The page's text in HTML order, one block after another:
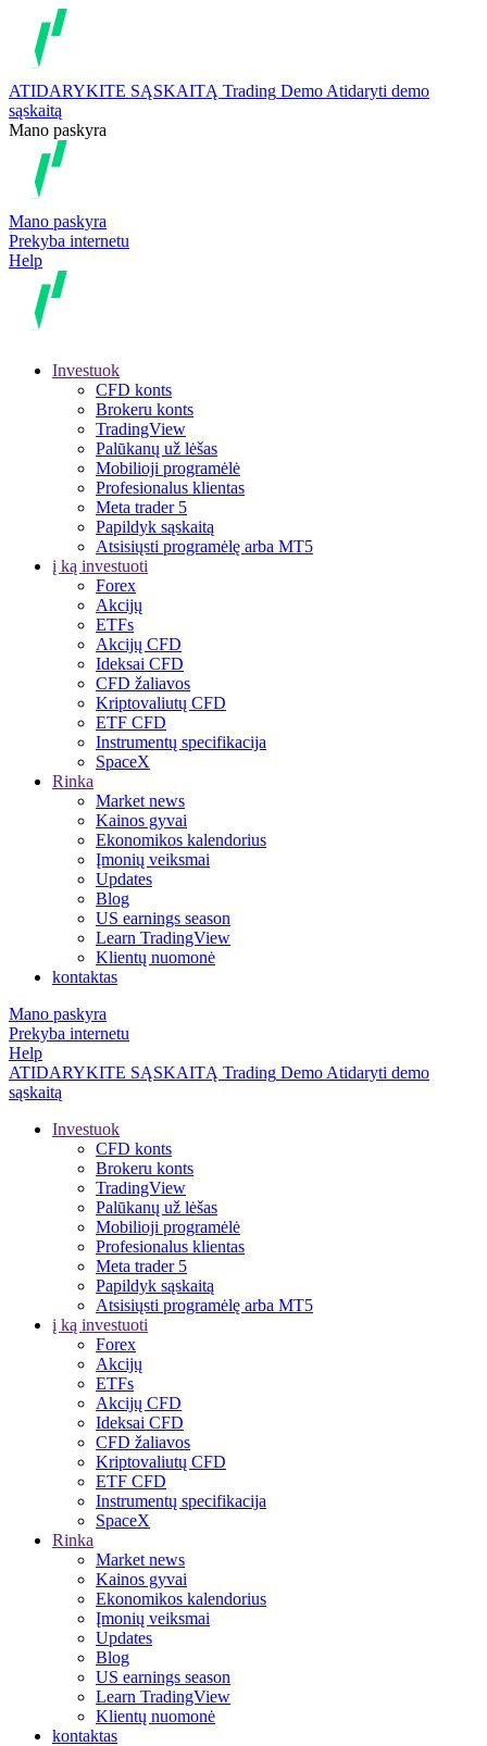
ATIDARYKITE SĄSKAITĄ Trading Demo Atidaryti demo
sąskaitą
Mano paskyra
Mano paskyra
Prekyba internetu
Help
Investuok
CFD konts
Brokeru konts
TradingView
Palūkanų už lėšas
Mobilioji programėlė
Profesionalus klientas
Meta trader 5
Papildyk sąskaitą
Atsisiųsti programėlę arba MT5
į ką investuoti
Forex
Akcijų
ETFs
Akcijų CFD
Ideksai CFD
CFD žaliavos
Kriptovaliutų CFD
ETF CFD
Instrumentų specifikacija
SpaceX
Rinka
Market news
Kainos gyvai
Ekonomikos kalendorius
Įmonių veiksmai
Updates
Blog
US earnings season
Learn TradingView
Klientų nuomonė
kontaktas
Mano paskyra
Prekyba internetu
Help
ATIDARYKITE SĄSKAITĄ Trading Demo Atidaryti demo
sąskaitą
Investuok
CFD konts
Brokeru konts
TradingView
Palūkanų už lėšas
Mobilioji programėlė
Profesionalus klientas
Meta trader 5
Papildyk sąskaitą
Atsisiųsti programėlę arba MT5
į ką investuoti
Forex
Akcijų
ETFs
Akcijų CFD
Ideksai CFD
CFD žaliavos
Kriptovaliutų CFD
ETF CFD
Instrumentų specifikacija
SpaceX
Rinka
Market news
Kainos gyvai
Ekonomikos kalendorius
Įmonių veiksmai
Updates
Blog
US earnings season
Learn TradingView
Klientų nuomonė
kontaktas